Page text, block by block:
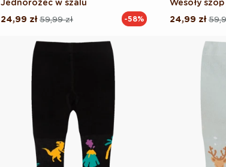
Jednorożec w szalu
Cena
59,99 zł
Cena
24,99 zł -58%
Wesoły szop
Cena
Cena
24,99 zł